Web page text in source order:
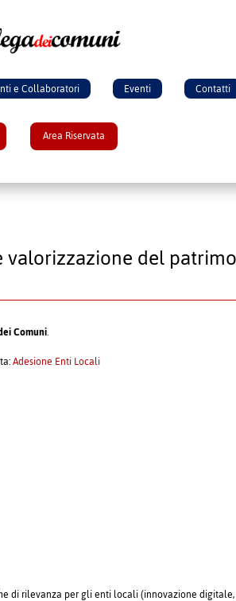
e Collaboratori Eventi Contatti
Area Riservata
valorizzazione del
Comuni.
Adesione Enti Locali
di rilevanza per gli enti locali (innovazione digitale,